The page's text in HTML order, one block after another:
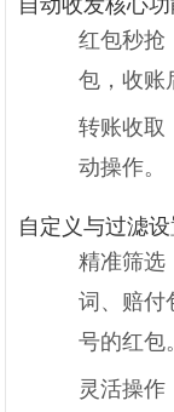
红包秒抢
包，收账
转账收取
动操作。
自定义与过滤
精准筛选
词、赔付
号的红包
灵活操作